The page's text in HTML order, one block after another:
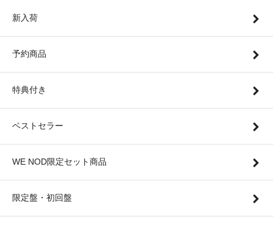
新入荷
予約商品
特典付き
ベストセラー
WE NOD限定セット商品
限定盤・初回盤